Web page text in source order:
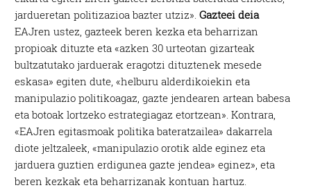
jardueretan politizazioa bazter utziz».Gazteei deia
EAJren ustez, gazteek beren kezka eta beharrizan
propioak dituzte eta «azken 30 urteotan gizarteak
bultzatutako jarduerak eragotzi dituztenek mesede
eskasa» egiten dute, «helburu alderdikoiekin eta
manipulazio politikoagaz, gazte jendearen artean babesa
eta botoak lortzeko estrategiagaz etortzean». Kontrara,
«EAJren egitasmoak politika bateratzailea» dakarrela
diote jeltzaleek, «manipulazio orotik alde eginez eta
jarduera guztien erdigunea gazte jendea» eginez», eta
beren kezkak eta beharrizanak kontuan hartuz.